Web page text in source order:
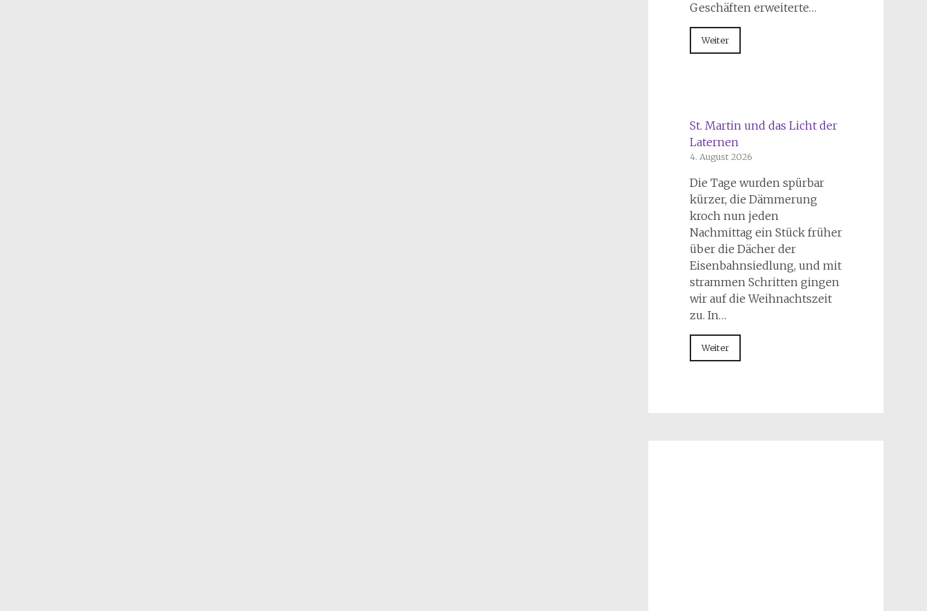
Geschäften erweiterte…
Weiter
St. Martin und das Licht der
Laternen
4. August 2026
Die Tage wurden spürbar
kürzer, die Dämmerung
kroch nun jeden
Nachmittag ein Stück früher
über die Dächer der
Eisenbahnsiedlung, und mit
strammen Schritten gingen
wir auf die Weihnachtszeit
zu. In…
Weiter